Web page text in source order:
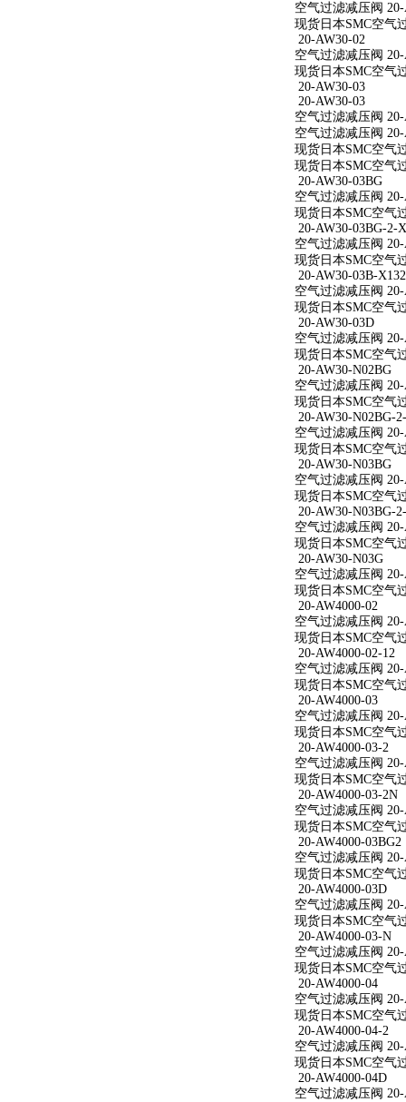
空气过滤减压阀 20-
现货日本SMC空气
20-AW30-02
空气过滤减压阀 20-
现货日本SMC空气
20-AW30-03
20-AW30-03
空气过滤减压阀 20-
空气过滤减压阀 20-
现货日本SMC空气
现货日本SMC空气
20-AW30-03BG
空气过滤减压阀 20-
现货日本SMC空气
20-AW30-03BG-2-
空气过滤减压阀
现货日本SMC空气
20-AW30-03B-X132
空气过滤减压阀
现货日本SMC空气
20-AW30-03D
空气过滤减压阀
现货日本SMC空气
20-AW30-N02BG
空气过滤减压阀
现货日本SMC空气
20-AW30-N02BG-
空气过滤减压阀
现货日本SMC空气
20-AW30-N03BG
空气过滤减压阀
现货日本SMC空气
20-AW30-N03BG-
空气过滤减压阀
现货日本SMC空气
20-AW30-N03G
空气过滤减压阀
现货日本SMC空气
20-AW4000-02
空气过滤减压阀 20-
现货日本SMC空气
20-AW4000-02-12
空气过滤减压阀 20-
现货日本SMC空气
20-AW4000-03
空气过滤减压阀 20-
现货日本SMC空气
20-AW4000-03-2
空气过滤减压阀 20-
现货日本SMC空气
20-AW4000-03-2N
空气过滤减压阀
现货日本SMC空气
20-AW4000-03BG2
空气过滤减压阀 20-
现货日本SMC空气
20-AW4000-03D
空气过滤减压阀 20-
现货日本SMC空气
20-AW4000-03-N
空气过滤减压阀
现货日本SMC空气
20-AW4000-04
空气过滤减压阀 20-
现货日本SMC空气
20-AW4000-04-2
空气过滤减压阀 20-
现货日本SMC空气
20-AW4000-04D
空气过滤减压阀 20-